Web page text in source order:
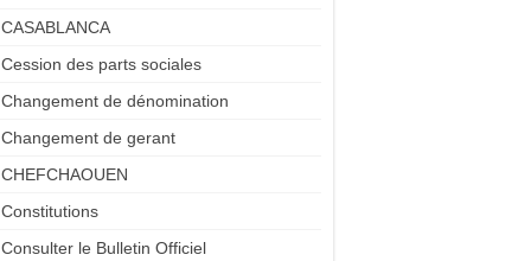
CASABLANCA
Cession des parts sociales
Changement de dénomination
Changement de gerant
CHEFCHAOUEN
Constitutions
Consulter le Bulletin Officiel